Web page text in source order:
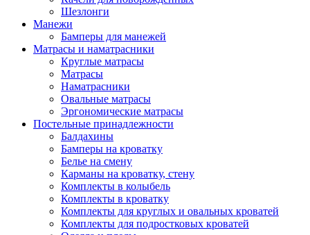
Шезлонги
Манежи
Бамперы для манежей
Матрасы и наматрасники
Круглые матрасы
Матрасы
Наматрасники
Овальные матрасы
Эргономические матрасы
Постельные принадлежности
Балдахины
Бамперы на кроватку
Белье на смену
Карманы на кроватку, стену
Комплекты в колыбель
Комплекты в кроватку
Комплекты для круглых и овальных кроватей
Комплекты для подростковых кроватей